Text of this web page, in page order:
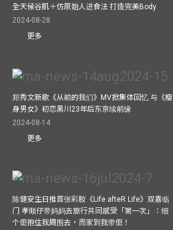
全天候谷肌＋仿原始人进食法 打造完美Body
2024-08-28
更多
郑秀文新歌《从前的我们》MV掀集体回忆 与《瘦
身男女》初恋黑川23年后东京续前缘
2024-08-14
更多
陈健安生日推首张彩胶《Life afteR Life》双喜临
门 孝顺仔带妈妈去旅行共同感受「第一次」：细
个佢抱住我周围去，而家到我带佢！